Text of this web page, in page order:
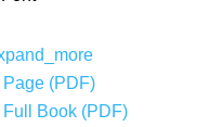
(PDF)
Book (PDF)